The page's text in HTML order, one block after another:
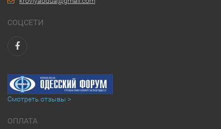
СОЦСЕТИ
Смотреть отзывы >
ОПЛАТА